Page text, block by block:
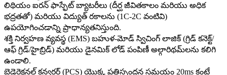
లిథియం ఐరన్ ఫాస్ఫేట్ బ్యాటరీలు (దీర్ఘ జీవితకాలం మరియు అధిక
భద్రతతో) మరియు విద్యుత్ రకాలను (1C-2C వంటివి)
ఉపయోగించడాన్ని ప్రాధాన్యతనిస్తుంది.
శక్తి నిర్వహణ వ్యవస్థ (EMS) బహుళ-మోడ్ స్విచింగ్ లాజిక్ (గ్రిడ్ కనెక్ట్/
ఆఫ్ గ్రిడ్/హైబ్రిడ్) మరియు డైనమిక్ లోడ్ పంపిణీ అల్గారిథమ్‌లను కలిగి
ఉండాలి.
బైడైరెక్షనల్ కన్వర్టర్ (PCS) యొక్క ప్రతిస్పందన సమయం 20ms కంటే